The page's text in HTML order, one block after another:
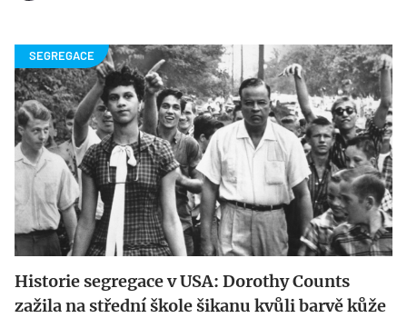
Historie segregace v USA: Dorothy Counts
zažila na střední škole šikanu kvůli barvě kůže